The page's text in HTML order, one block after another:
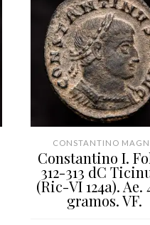
CONSTANTINO
Constantino I.
312-313 dC
(Ric-VI 124a). Ae.
gramos. VF.